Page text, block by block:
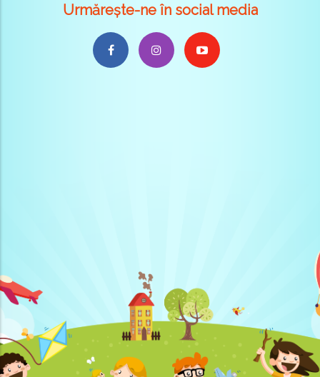
Urmărește-ne în social media